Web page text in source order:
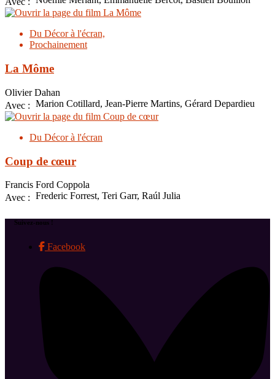
Du Décor à l'écran,
Prochainement
La Môme
Olivier Dahan
Avec : Marion Cotillard, Jean-Pierre Martins, Gérard Depardieu
Du Décor à l'écran
Coup de cœur
Francis Ford Coppola
Avec : Frederic Forrest, Teri Garr, Raúl Julia
Suivez-nous !
Facebook